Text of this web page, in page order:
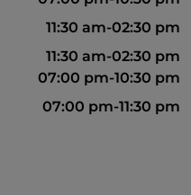
11:30 am-02:30 pm
11:30 am-02:30 pm
07:00 pm-10:30 pm
07:00 pm-11:30 pm